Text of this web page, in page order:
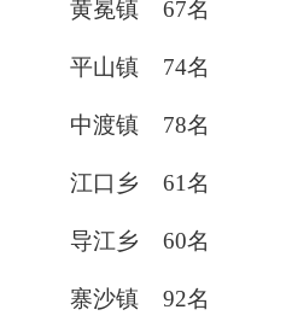
黄冕镇 67名
平山镇 74名
中渡镇 78名
江口乡 61名
导江乡 60名
寨沙镇 92名